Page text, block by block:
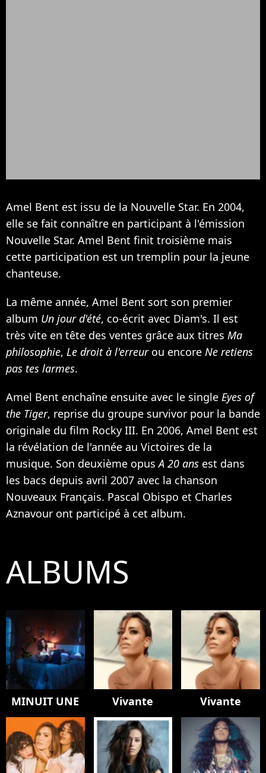
Amel Bent est issu de la Nouvelle Star. En 2004,
elle se fait connaître en participant à l'émission
Nouvelle Star. Amel Bent finit troisième mais
cette participation est un tremplin pour la jeune
chanteuse.
La même année, Amel Bent sort son premier
album Un jour d'été, co-écrit avec Diam's. Il est
très vite en tête des ventes grâce aux titres Ma
philosophie, Le droit à l'erreurou encore Ne retiens
pas tes larmes.
Amel Bent enchaîne ensuite avec le single Eyes of
the Tiger, reprise du groupe survivor pour la bande
originale du film Rocky III. En 2006, Amel Bent est
la révélation de l'année au Victoires de la
musique. Son deuxième opusA 20 ans est dans
les bacs depuis avril 2007 avec la chanson
Nouveaux Français. Pascal Obispo et Charles
Aznavour ont participé à cet album.
ALBUMS
MINUIT UNE Vivante Vivante